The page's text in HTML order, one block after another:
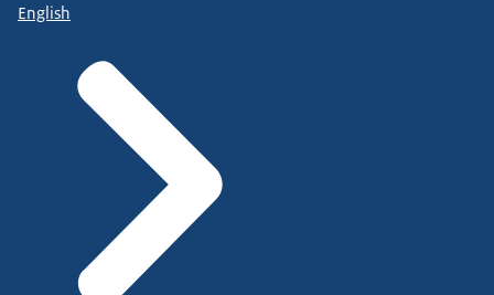
English